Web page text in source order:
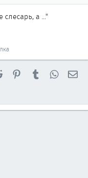
а ..."
Reddit PinterestTumblr